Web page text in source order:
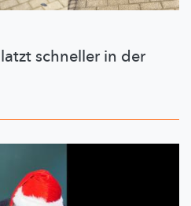
schneller in der